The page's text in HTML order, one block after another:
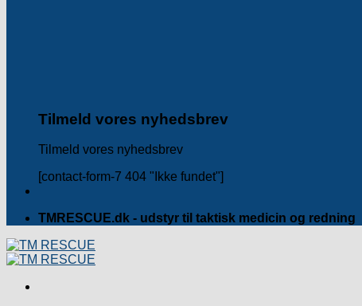
Tilmeld vores nyhedsbrev
Tilmeld vores nyhedsbrev
[contact-form-7 404 "Ikke fundet"]
TMRESCUE.dk - udstyr til taktisk medicin og redning